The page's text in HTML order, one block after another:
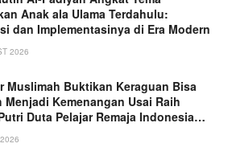
Anak ala Ulama Terdahulu:
dan Implementasinya di Era Modern
2026
Muslimah Buktikan Keraguan Bisa
Menjadi Kemenangan Usai Raih
Duta Pelajar Remaja Indonesia
Jawa Barat